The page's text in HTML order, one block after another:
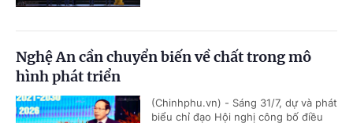
Nghệ An cần chuyển biến về chất trong mô
hình phát triển
(Chinhphu.vn) - Sáng 31/7, dự và phát
biểu chỉ đạo Hội nghị công bố điều